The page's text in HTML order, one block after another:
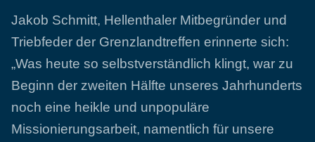
Jakob Schmitt, Hellenthaler Mitbegründer und
Triebfeder der Grenzlandtreffen erinnerte sich:
„Was heute so selbstverständlich klingt, war zu
Beginn der zweiten Hälfte unseres Jahrhunderts
noch eine heikle und unpopuläre
Missionierungsarbeit, namentlich für unsere